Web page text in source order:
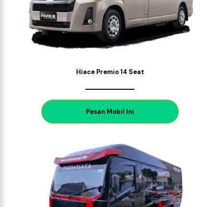
Hiace Premio 14 Seat
Pesan Mobil Ini